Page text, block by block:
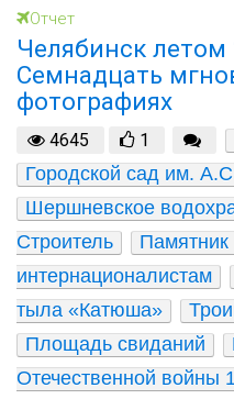
Отчет
Челябинск летом
Семнадцать
фотографиях
4645 1
Городской сад им.
Шершневское
Строитель
интернационалистам
тыла «Катюша»
Площадь свиданий
Отечественной войны